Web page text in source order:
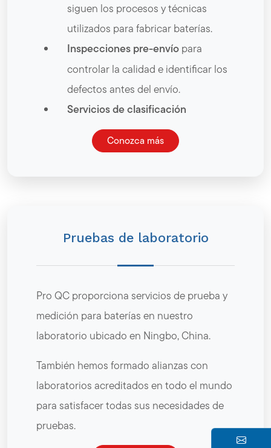
siguen los procesos y técnicas
utilizados para fabricar baterías.
Inspecciones pre-envío para
controlar la calidad e identificar los
defectos antes del envío.
Servicios de clasificación
Conozca más
Pruebas de laboratorio
Pro QC proporciona servicios de prueba y
medición para baterías en nuestro
laboratorio ubicado en Ningbo, China.
También hemos formado alianzas con
laboratorios acreditados en todo el mundo
para satisfacer todas sus necesidades de
pruebas.